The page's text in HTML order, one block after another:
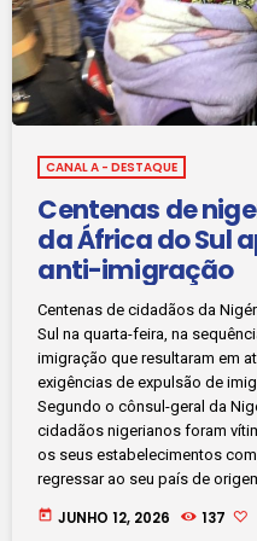
CANAL A - DESTAQUE
Centenas de
da África do Sul
anti-imigração
Centenas de cidadãos da
Sul na quarta-feira, na
imigração que resultaram em
exigências de expulsão de
Segundo o cônsul-geral da
cidadãos nigerianos foram
os seus estabelecimentos
regressar ao seu país de
today JUNHO 12, 2026 137